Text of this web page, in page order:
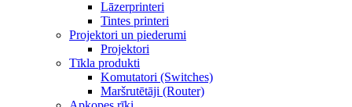
Lāzerprinteri
Tintes printeri
Projektori un piederumi
Projektori
Tīkla produkti
Komutatori (Switches)
Maršrutētāji (Router)